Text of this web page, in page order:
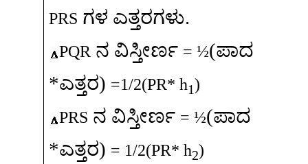
PRS ಗಳ ಎತ್ತರಗಳು.
PQR ನ ವಿಸ್ತೀರ್ಣ = ½(ಪಾದ
*ಎತ್ತರ) =1/2(PR* h1)
PRS ನ ವಿಸ್ತೀರ್ಣ = ½(ಪಾದ
*ಎತ್ತರ) = 1/2(PR* h2)